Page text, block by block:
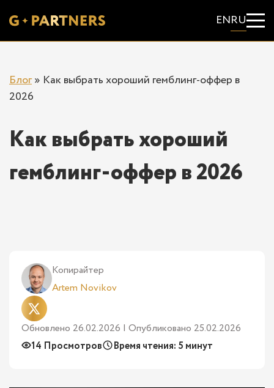
ENRU
Блог» Как выбрать хороший гемблинг-оффер в
2026
Как выбрать хороший
гемблинг-оффер в 2026
Копирайтер
Artem Novikov
Обновлено 26.02.2026 | Опубликовано 25.02.2026
14 Просмотров
Время чтения: 5 минут